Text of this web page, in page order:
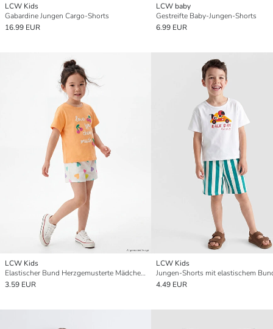
LCW Kids
Gabardine Jungen Cargo-Shorts
16.99 EUR
LCW baby
Gestreifte Baby-Jungen-Shorts
6.99 EUR
LCW Kids
Elastischer Bund Herzgemusterte Mädchen Shorts
3.59 EUR
LCW Kids
Jungen-Shorts mit elastischem
4.49 EUR